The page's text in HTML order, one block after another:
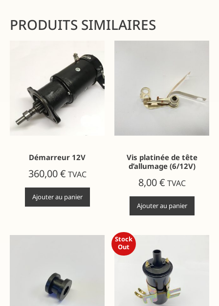
PRODUITS SIMILAIRES
Démarreur 12V
360,00€ TVAC
Ajouter au panier
Vis platinée de tête
d’allumage (6/12V)
8,00€ TVAC
Ajouter au panier
Stock
Out